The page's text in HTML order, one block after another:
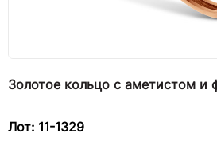
Золотое кольцо с аметистом и
Лот: 11-1329